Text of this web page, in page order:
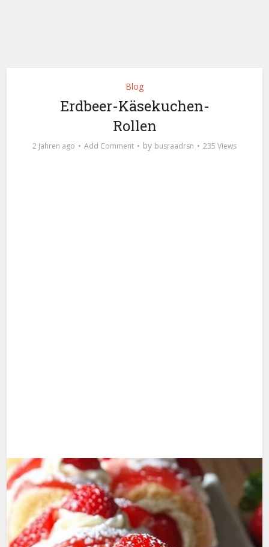
Blog
Erdbeer-Käsekuchen-
Rollen
2 Jahren ago Add Comment by busraadrsn 235 Views